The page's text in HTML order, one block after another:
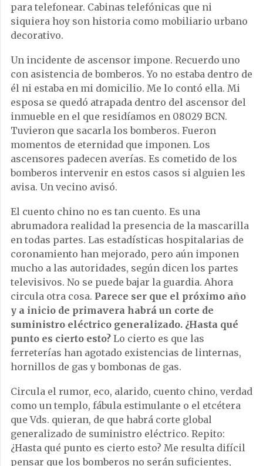
para telefonear. Cabinas telefónicas que ni
siquiera hoy son historia como mobiliario urbano
decorativo.
Un incidente de ascensor impone. Recuerdo uno
con asistencia de bomberos. Yo no estaba dentro de
él ni estaba en mi domicilio. Me lo contó ella. Mi
esposa se quedó atrapada dentro del ascensor del
inmueble en el que residíamos en 08029 BCN.
Tuvieron que sacarla los bomberos. Fueron
momentos de eternidad que imponen. Los
ascensores padecen averías. Es cometido de los
bomberos intervenir en estos casos si alguien les
avisa. Un vecino avisó.
El cuento chino no es tan cuento. Es una
abrumadora realidad la presencia de la mascarilla
en todas partes. Las estadísticas hospitalarias de
coronamiento han mejorado, pero aún imponen
mucho a las autoridades, según dicen los partes
televisivos. No se puede bajar la guardia. Ahora
circula otra cosa. Parece ser que el próximo año
y a inicio de primavera habrá un corte de
suministro eléctrico generalizado. ¿Hasta qué
punto es cierto esto? Lo cierto es que las
ferreterías han agotado existencias de linternas,
hornillos de gas y bombonas de gas.
Circula el rumor, eco, alarido, cuento chino, verdad
como un templo, fábula estimulante o el etcétera
que Vds. quieran, de que habrá corte global
generalizado de suministro eléctrico. Repito:
¿Hasta qué punto es cierto esto? Me resulta difícil
pensar que los bomberos no serán suficientes,